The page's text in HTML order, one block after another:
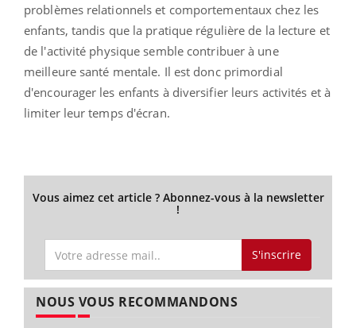
problèmes relationnels et comportementaux chez les
enfants, tandis que la pratique régulière de la lecture et
de l'activité physique semble contribuer à une
meilleure santé mentale. Il est donc primordial
d'encourager les enfants à diversifier leurs activités et à
limiter leur temps d'écran.
Vous aimez cet article ? Abonnez-vous à la newsletter
!
S'inscrire
NOUS VOUS RECOMMANDONS